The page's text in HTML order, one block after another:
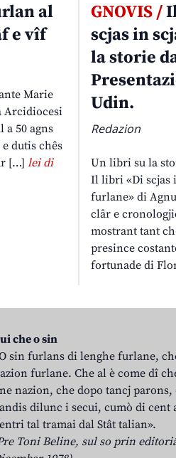
al
e vîf
Marie
Arcidiocesi
50 agns
dutis chês
[…] lei di
GNOVIS /
scjas in
la storie
Udin.
Redazion
Un libri su la
Il libri «Di scjas
furlane» di
clâr e
mostrant tant
presince
fortunade di
che o sin
sin furlans di lenghe furlane,
furlane. Che al è come dî
nazion, che dopo tancj
dilunc i secui, cumò di cent
tal tramai dal Stât talian».
Toni Beline, sul so prin